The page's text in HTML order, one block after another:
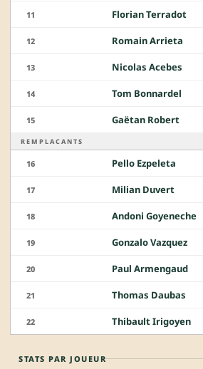
11 Florian Terradot
12 Romain Arrieta
13 Nicolas Acebes
14 Tom Bonnardel
15 Gaëtan Robert
REMPLACANTS
16 Pello Ezpeleta
17 Milian Duvert
18 Andoni Goyeneche
19 Gonzalo Vazquez
20 Paul Armengaud
21 Thomas Daubas
22 Thibault Irigoyen
STATS PAR JOUEUR